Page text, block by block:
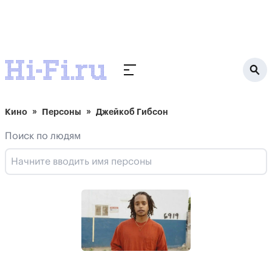
Кино Персоны Джейкоб Гибсон
Поиск по людям